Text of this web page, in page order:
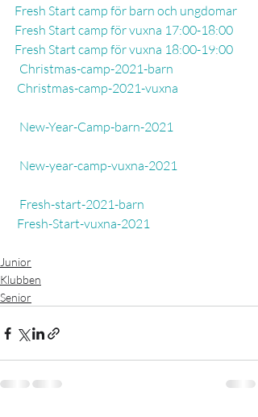
Fresh Start camp för barn och ungdomar
Fresh Start camp för vuxna 17:00-18:00
Fresh Start camp för vuxna 18:00-19:00
Christmas-camp-2021-barn
Christmas-camp-2021-vuxna
New-Year-Camp-barn-2021
New-year-camp-vuxna-2021
Fresh-start-2021-barn
Fresh-Start-vuxna-2021
Junior
Klubben
Senior